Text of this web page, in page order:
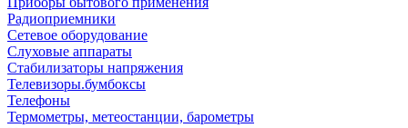
Радиоприемники
Сетевое оборудование
Слуховые аппараты
Стабилизаторы напряжения
Телевизоры.бумбоксы
Телефоны
Термометры, метеостанции, барометры